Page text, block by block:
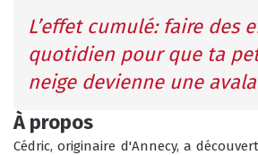
AGENDA
ANIMATIONS
COURS COLLECTIFS
RÉSERVER
COURS PRIVÉS
RÉSERVER
L’effet cumulé: faire des
quotidien pour que ta
neige devienne une
À propos
Cédric, originaire d'Annecy, a